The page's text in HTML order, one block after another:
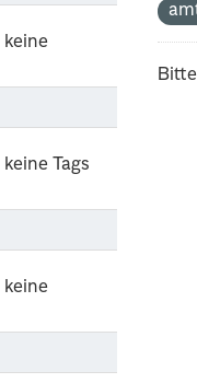
keine
Tags
keine